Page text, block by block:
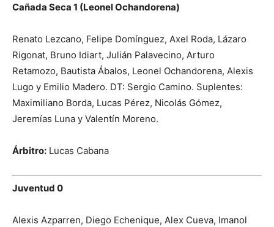
Cañada Seca 1 (Leonel Ochandorena)
Renato Lezcano, Felipe Domínguez, Axel Roda, Lázaro
Rigonat, Bruno Idiart, Julián Palavecino, Arturo
Retamozo, Bautista Ábalos, Leonel Ochandorena, Alexis
Lugo y Emilio Madero. DT: Sergio Camino. Suplentes:
Maximiliano Borda, Lucas Pérez, Nicolás Gómez,
Jeremías Luna y Valentín Moreno.
Árbitro: Lucas Cabana
Juventud 0
Alexis Azparren, Diego Echenique, Alex Cueva, Imanol